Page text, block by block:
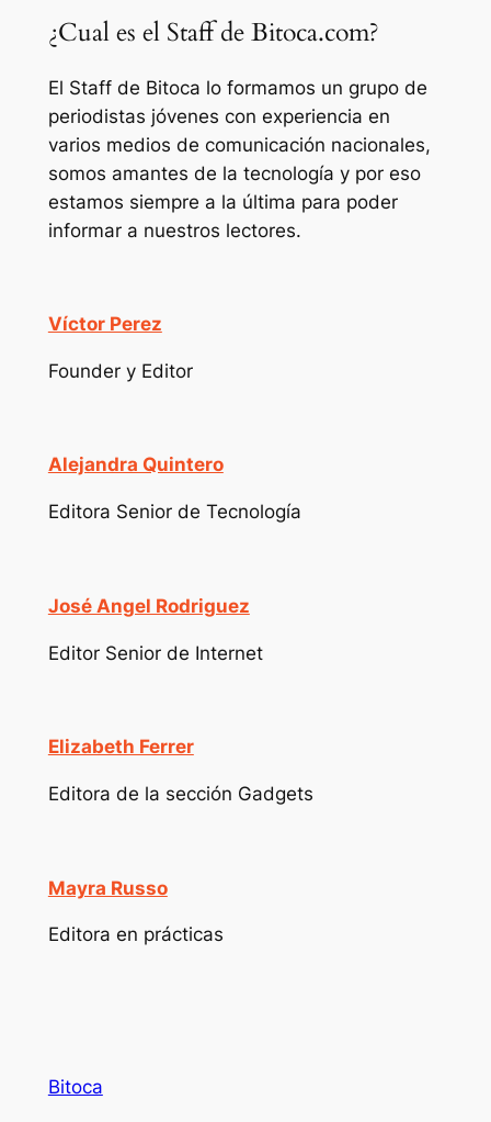
¿Cual es el Staff de Bitoca.com?
El Staff de Bitoca lo formamos un grupo de
periodistas jóvenes con experiencia en
varios medios de comunicación nacionales,
somos amantes de la tecnología y por eso
estamos siempre a la última para poder
informar a nuestros lectores.
Víctor Perez
Founder y Editor
Alejandra Quintero
Editora Senior de Tecnología
José Angel Rodriguez
Editor Senior de Internet
Elizabeth Ferrer
Editora de la sección Gadgets
Mayra Russo
Editora en prácticas
Bitoca